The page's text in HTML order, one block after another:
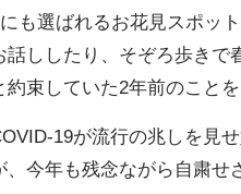
も選ばれるお花見スポッ
話ししたり、そぞろ歩き
約束していた2年前のこと
19が流行の兆しを見
、今年も残念ながら自粛せ